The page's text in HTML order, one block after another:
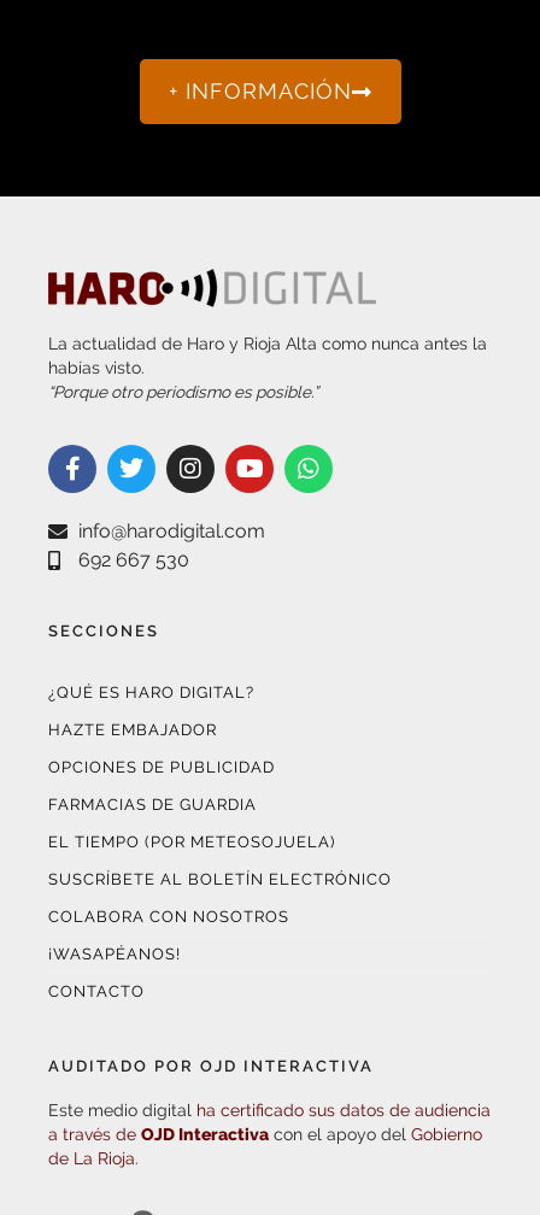
+ INFORMACIÓN
La actualidad de Haro y Rioja Alta como nunca antes la
habías visto.
“Porque otro periodismo es posible.”
info@harodigital.com
692 667 530
SECCIONES
¿QUÉ ES HARO DIGITAL?
HAZTE EMBAJADOR
OPCIONES DE PUBLICIDAD
FARMACIAS DE GUARDIA
EL TIEMPO (POR METEOSOJUELA)
SUSCRÍBETE AL BOLETÍN ELECTRÓNICO
COLABORA CON NOSOTROS
¡WASAPÉANOS!
CONTACTO
AUDITADO POR OJD INTERACTIVA
Este medio digital ha certificado sus datos de audiencia
a través de OJD Interactiva con el apoyo del Gobierno
de La Rioja.